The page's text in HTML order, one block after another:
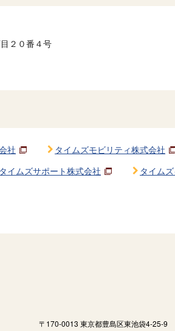
２０番４号
社 タイムズモビリティ株式会社
タイムズサポート株式会社
タイム
〒170-0013 東京都豊島区東池袋4-25-9